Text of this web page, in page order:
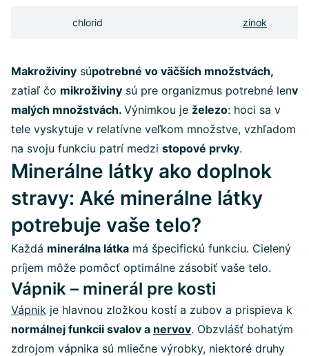
chlorid zinok
Makroživiny súpotrebné vo väčších množstvách,
zatiaľ čo mikroživiny sú pre organizmus potrebné lenv
malých množstvách. Výnimkou je železo: hoci sa v
tele vyskytuje v relatívne veľkom množstve, vzhľadom
na svoju funkciu patrí medzi stopové prvky.
Minerálne látky ako doplnok
stravy: Aké minerálne látky
potrebuje vaše telo?
Každá minerálna látka má špecifickú funkciu. Cielený
príjem môže pomôcť optimálne zásobiť vaše telo.
Vápnik – minerál pre kosti
Vápnik je hlavnou zložkou kostí a zubov a prispieva k
normálnej funkcii svalov a nervov. Obzvlášť bohatým
zdrojom vápnika sú mliečne výrobky, niektoré druhy